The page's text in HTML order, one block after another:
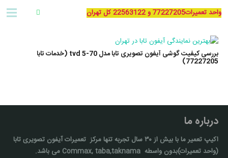
واحد تعمیرات77227205 و 22563122 کل تهران
بررسی کیفیت گوشی آیفون تصویری تابا مدل 70-5 tvd (خدمات تابا
77227205)
درباره ما
اکیپ تعمیر ما با بيش از ۳۰ سال تجربه تنها مركز تعمیرات آيفون تصويری تابا
(واحد تعمیرات)بدون واسطه Commax, taba,taknama می باشد.